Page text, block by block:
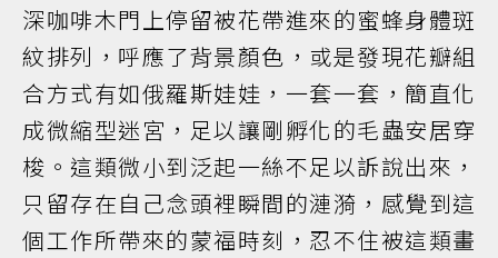
深咖啡木門上停留被花帶進來的蜜蜂身體斑
紋排列，呼應了背景顏色，或是發現花瓣組
合方式有如俄羅斯娃娃，一套一套，簡直化
成微縮型迷宮，足以讓剛孵化的毛蟲安居穿
梭。這類微小到泛起一絲不足以訴說出來，
只留存在自己念頭裡瞬間的漣漪，感覺到這
個工作所帶來的蒙福時刻，忍不住被這類畫